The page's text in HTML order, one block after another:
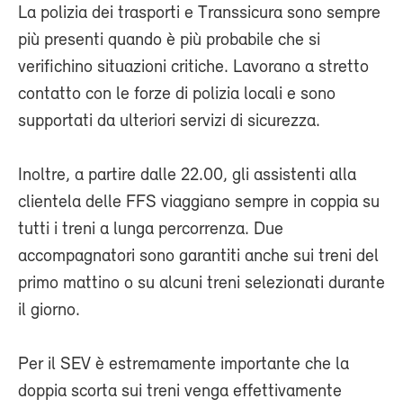
La polizia dei trasporti e Transsicura sono sempre
più presenti quando è più probabile che si
verifichino situazioni critiche. Lavorano a stretto
contatto con le forze di polizia locali e sono
supportati da ulteriori servizi di sicurezza.
Inoltre, a partire dalle 22.00, gli assistenti alla
clientela delle FFS viaggiano sempre in coppia su
tutti i treni a lunga percorrenza. Due
accompagnatori sono garantiti anche sui treni del
primo mattino o su alcuni treni selezionati durante
il giorno.
Per il SEV è estremamente importante che la
doppia scorta sui treni venga effettivamente